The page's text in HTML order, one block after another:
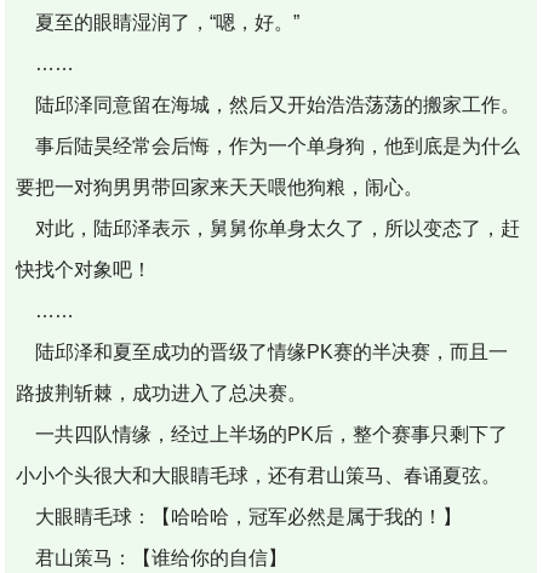
夏至的眼睛湿润了，“嗯，好。”
……
陆邱泽同意留在海城，然后又开始浩浩荡荡的搬家工作。
事后陆昊经常会后悔，作为一个单身狗，他到底是为什么
要把一对狗男男带回家来天天喂他狗粮，闹心。
对此，陆邱泽表示，舅舅你单身太久了，所以变态了，赶
快找个对象吧！
……
陆邱泽和夏至成功的晋级了情缘PK赛的半决赛，而且一
路披荆斩棘，成功进入了总决赛。
一共四队情缘，经过上半场的PK后，整个赛事只剩下了
小小个头很大和大眼睛毛球，还有君山策马、春诵夏弦。
大眼睛毛球：【哈哈哈，冠军必然是属于我的！】
君山策马：【谁给你的自信】